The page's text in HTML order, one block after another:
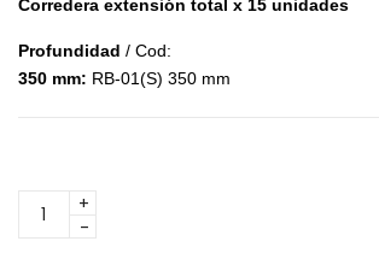
Corredera extensión total x 15 unidades
Profundidad / Cod:
350 mm: RB-01(S) 350 mm
Corredera
extensión